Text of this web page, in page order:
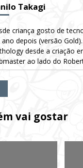
Takagi
criança gosto de
ano depois (versão
desde a criação
ao lado do
vai gostar